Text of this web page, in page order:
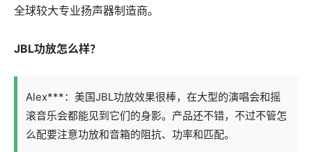
全球较大专业扬声器制造商。
JBL功放怎么样？
Alex***：美国JBL功放效果很棒，在大型的演唱会和摇
滚音乐会都能见到它们的身影。产品还不错，不过不管怎
么配要注意功放和音箱的阻抗、功率和匹配。